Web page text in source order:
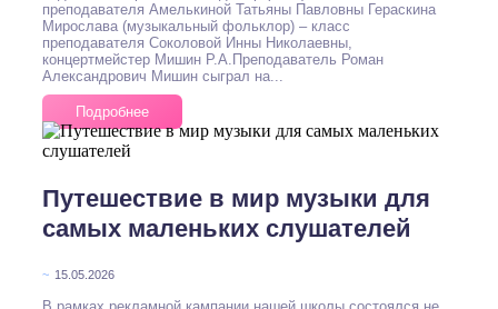
преподавателя Амелькиной Татьяны Павловны Гераскина
Мирослава (музыкальный фольклор) – класс
преподавателя Соколовой Инны Николаевны,
концертмейстер Мишин Р.А.Преподаватель Роман
Александрович Мишин сыграл на...
Подробнее
Путешествие в мир музыки для
самых маленьких слушателей
~ 15.05.2026